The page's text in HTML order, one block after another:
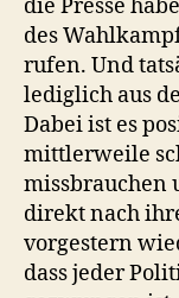
die Presse
des
rufen. Und
lediglich aus
Dabei ist es
mittlerweile
missbrauchen
direkt nach
vorgestern
dass jeder